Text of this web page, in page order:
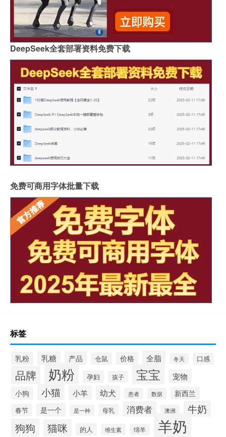
DeepSeek全套部署资料免费下载
免费可商用字体批量下载
标签
乳粉 乳糖 产品 仓鼠 价格 全脂 冬天 口感
品牌 奶粉 孕妇 孩子 宝宝 宠物
小狗 小猫 小羊 幼犬 患者 数据 新西兰
春节 是一个 是一种 母乳 消费者 澳洲 牛奶
狗狗 猫咪 的人 维生素 绵羊 羊奶